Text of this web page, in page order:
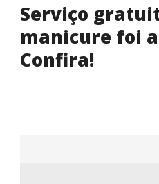
Serviço
manicure foi
Confira!